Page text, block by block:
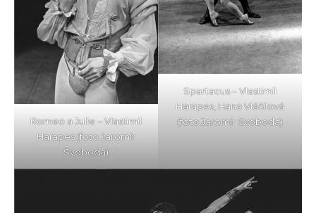
Romeo a Julie – Vlastimil
Harapes (foto Jaromír
Svoboda)
Spartacus – Vlastimil
Harapes, Hana Vláčilová
(foto Jaromír Svoboda)